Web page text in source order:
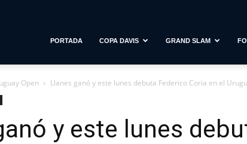
PORTADA COPA DAVIS GRAND SLAM
Open Llanes ganó y este lunes debuta Federico Coria en el
y este lunes